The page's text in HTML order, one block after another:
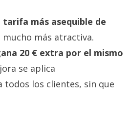
tarifa más asequible de
mucho más atractiva.
20 € extra por el mismo
se aplica
todos los clientes, sin que